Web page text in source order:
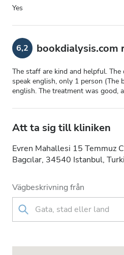
Yes
6,2 bookdialysis.com
The staff are kind and helpful.
speak english, only 1 person (The
english. The treatment was good,
Att ta sig till kliniken
Evren Mahallesi 15 Temmuz
Bagcılar, 34540 Istanbul,
Vägbeskrivning från